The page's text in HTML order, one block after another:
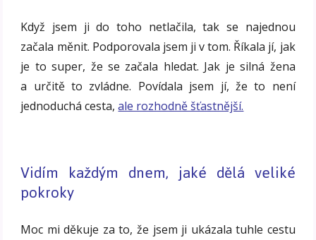
Když jsem ji do toho netlačila, tak se najednou
začala měnit. Podporovala jsem ji v tom. Říkala jí, jak
je to super, že se začala hledat. Jak je silná žena
a určitě to zvládne. Povídala jsem jí, že to není
jednoduchá cesta,ale rozhodně šťastnější.
Vidím každým dnem, jaké dělá veliké
pokroky
Moc mi děkuje za to, že jsem ji ukázala tuhle cestu